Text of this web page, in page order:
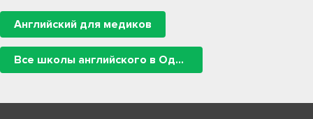
Английский для медиков
Все школы английского в Одессе